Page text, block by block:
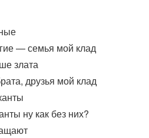
— семья мой клад
злата
друзья мой клад
ну как без них?